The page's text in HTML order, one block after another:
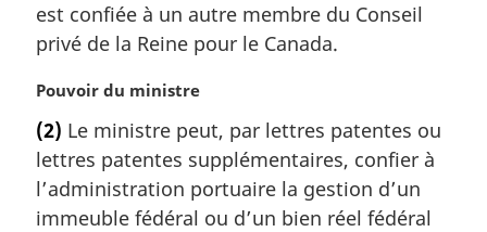
:est confiée à un autre membre du Conseil
privé de la Reine pour le Canada.
N
t
e
m
a
Pouvoir du ministre
(2) Le ministre peut, par lettres patentes ou
lettres patentes supplémentaires, confier à
l’administration portuaire la gestion d’un
immeuble fédéral ou d’un bien réel fédéral